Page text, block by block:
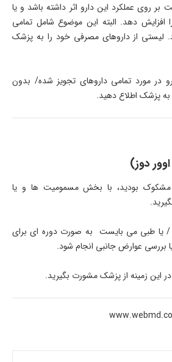
روی عملکرد این دارو اثر داشته باشد و یا
دهد. البته این موضوع شامل تمامی
لیستی از داروهای مصرفی خود را به پزشک
در مورد تمامی داروهای تجویز شده/ بدون
پزشک اطلاع دهید.
دوز)
مشکوک بودید، با بخش مسمومیت ها و یا
یا طبی می بایست به صورت دوره ای برای
بررسی عوارض جانبی انجام شود.
این زمینه از پزشک مشورت بگیرید.